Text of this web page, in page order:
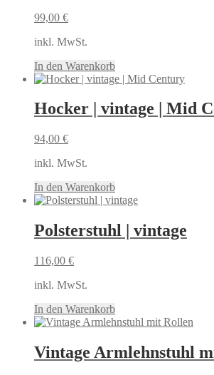
99,00 €
inkl. MwSt.
In den Warenkorb
Hocker | vintage | Mid
94,00 €
inkl. MwSt.
In den Warenkorb
Polsterstuhl | vintage
116,00 €
inkl. MwSt.
In den Warenkorb
Vintage Armlehnstuhl